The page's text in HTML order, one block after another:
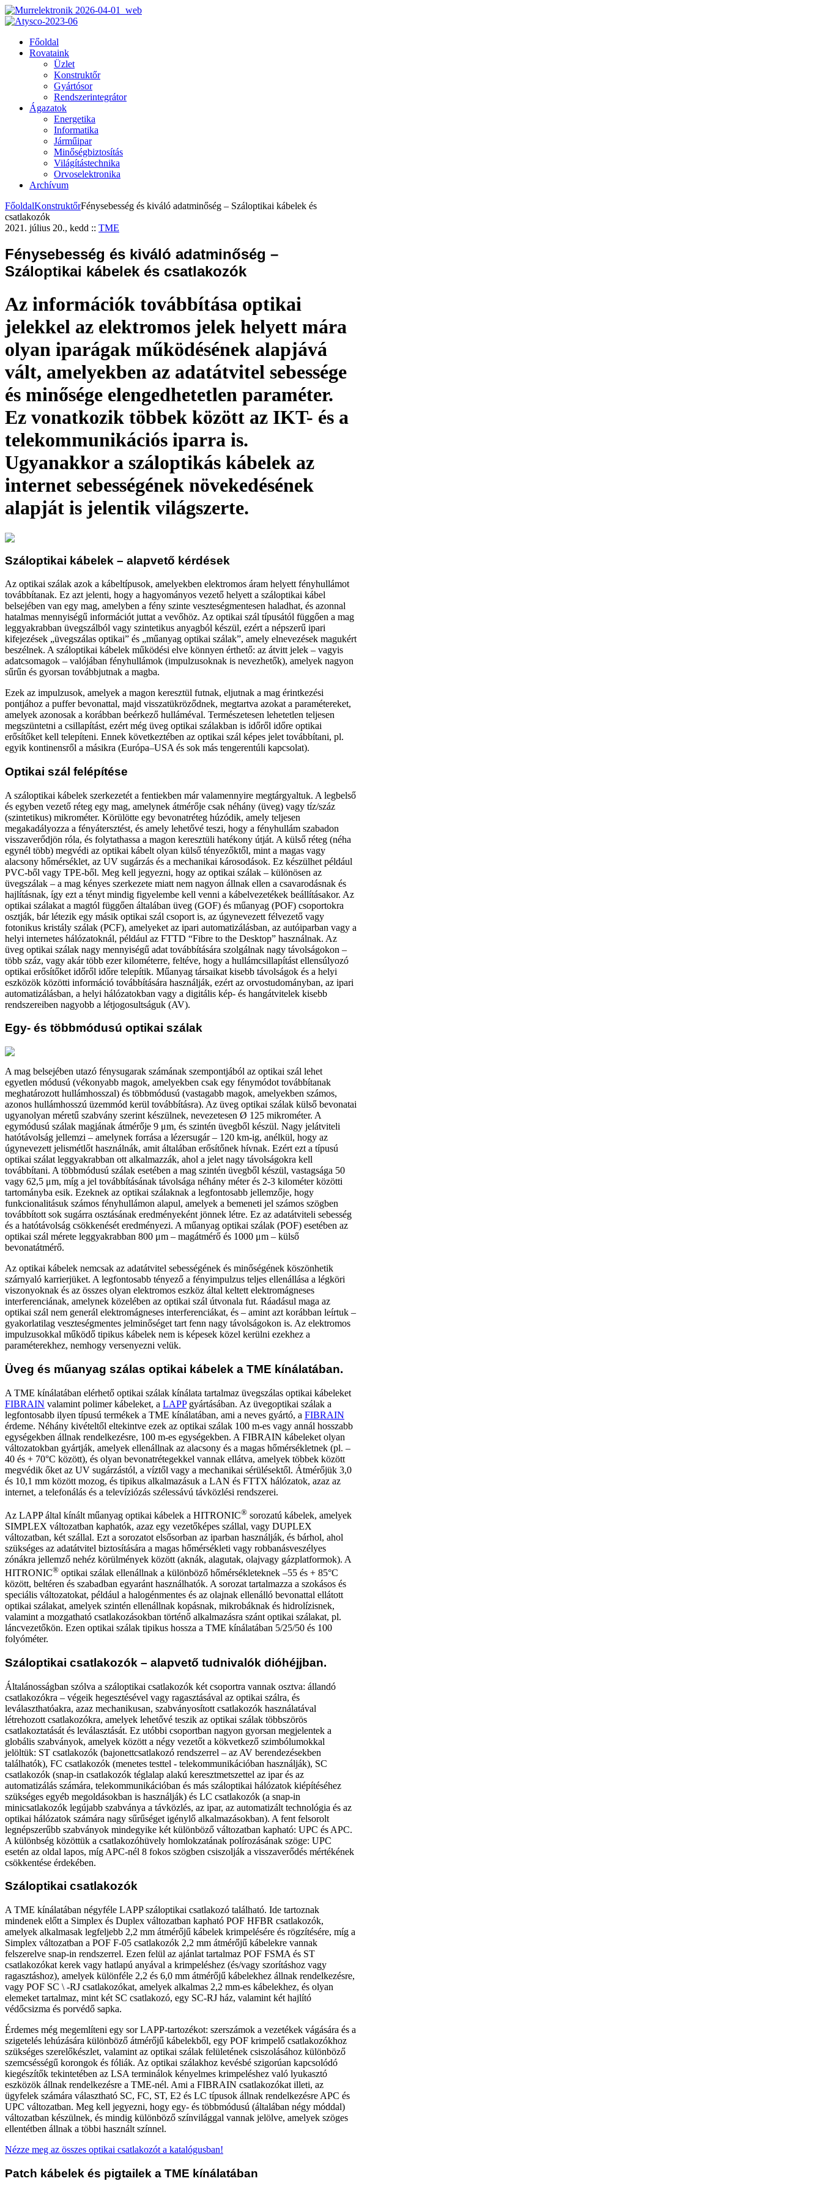
Főoldal
Rovataink
Üzlet
Konstruktőr
Gyártósor
Rendszerintegrátor
Ágazatok
Energetika
Informatika
Járműipar
Minőségbiztosítás
Világítástechnika
Orvoselektronika
Archívum
FőoldalKonstruktőrFénysebesség és kiváló adatminőség – Száloptikai kábelek és
csatlakozók
2021. július 20., kedd :: TME
Fénysebesség és kiváló adatminőség –
Száloptikai kábelek és csatlakozók
Az információk továbbítása optikai
jelekkel az elektromos jelek helyett mára
olyan iparágak működésének alapjává
vált, amelyekben az adatátvitel sebessége
és minősége elengedhetetlen paraméter.
Ez vonatkozik többek között az IKT- és a
telekommunikációs iparra is.
Ugyanakkor a száloptikás kábelek az
internet sebességének növekedésének
alapját is jelentik világszerte.
Száloptikai kábelek – alapvető kérdések
Az optikai szálak azok a kábeltípusok, amelyekben elektromos áram helyett fényhullámot
továbbítanak. Ez azt jelenti, hogy a hagyományos vezető helyett a száloptikai kábel
belsejében van egy mag, amelyben a fény szinte veszteségmentesen haladhat, és azonnal
hatalmas mennyiségű információt juttat a vevőhöz. Az optikai szál típusától függően a mag
leggyakrabban üvegszálból vagy szintetikus anyagból készül, ezért a népszerű ipari
kifejezések „üvegszálas optikai” és „műanyag optikai szálak”, amely elnevezések magukért
beszélnek. A száloptikai kábelek működési elve könnyen érthető: az átvitt jelek – vagyis
adatcsomagok – valójában fényhullámok (impulzusoknak is nevezhetők), amelyek nagyon
sűrűn és gyorsan továbbjutnak a magba.
Ezek az impulzusok, amelyek a magon keresztül futnak, eljutnak a mag érintkezési
pontjához a puffer bevonattal, majd visszatükröződnek, megtartva azokat a paramétereket,
amelyek azonosak a korábban beérkező hulláméval. Természetesen lehetetlen teljesen
megszüntetni a csillapítást, ezért még üveg optikai szálakban is időről időre optikai
erősítőket kell telepíteni. Ennek következtében az optikai szál képes jelet továbbítani, pl.
egyik kontinensről a másikra (Európa–USA és sok más tengerentúli kapcsolat).
Optikai szál felépítése
A száloptikai kábelek szerkezetét a fentiekben már valamennyire megtárgyaltuk. A legbelső
és egyben vezető réteg egy mag, amelynek átmérője csak néhány (üveg) vagy tíz/száz
(szintetikus) mikrométer. Körülötte egy bevonatréteg húzódik, amely teljesen
megakadályozza a fényátersztést, és amely lehetővé teszi, hogy a fényhullám szabadon
visszaverődjön róla, és folytathassa a magon keresztüli hatékony útját. A külső réteg (néha
egynél több) megvédi az optikai kábelt olyan külső tényezőktől, mint a magas vagy
alacsony hőmérséklet, az UV sugárzás és a mechanikai károsodások. Ez készülhet például
PVC-ből vagy TPE-ből. Meg kell jegyezni, hogy az optikai szálak – különösen az
üvegszálak – a mag kényes szerkezete miatt nem nagyon állnak ellen a csavarodásnak és
hajlításnak, így ezt a tényt mindig figyelembe kell venni a kábelvezetékek beállításakor. Az
optikai szálakat a magtól függően általában üveg (GOF) és műanyag (POF) csoportokra
osztják, bár létezik egy másik optikai szál csoport is, az úgynevezett félvezető vagy
fotonikus kristály szálak (PCF), amelyeket az ipari automatizálásban, az autóiparban vagy a
helyi internetes hálózatoknál, például az FTTD “Fibre to the Desktop” használnak. Az
üveg optikai szálak nagy mennyiségű adat továbbítására szolgálnak nagy távolságokon –
több száz, vagy akár több ezer kilométerre, feltéve, hogy a hullámcsillapítást ellensúlyozó
optikai erősítőket időről időre telepítik. Műanyag társaikat kisebb távolságok és a helyi
eszközök közötti információ továbbítására használják, ezért az orvostudományban, az ipari
automatizálásban, a helyi hálózatokban vagy a digitális kép- és hangátvitelek kisebb
rendszereiben nagyobb a létjogosultságuk (AV).
Egy- és többmódusú optikai szálak
A mag belsejében utazó fénysugarak számának szempontjából az optikai szál lehet
egyetlen módusú (vékonyabb magok, amelyekben csak egy fénymódot továbbítanak
meghatározott hullámhosszal) és többmódusú (vastagabb magok, amelyekben számos,
azonos hullámhosszú üzemmód kerül továbbításra). Az üveg optikai szálak külső bevonatai
ugyanolyan méretű szabvány szerint készülnek, nevezetesen Ø 125 mikrométer. A
egymódusú szálak magjának átmérője 9 μm, és szintén üvegből készül. Nagy jelátviteli
hatótávolság jellemzi – amelynek forrása a lézersugár – 120 km-ig, anélkül, hogy az
úgynevezett jelismétlőt használnák, amit általában erősítőnek hívnak. Ezért ezt a típusú
optikai szálat leggyakrabban ott alkalmazzák, ahol a jelet nagy távolságokra kell
továbbítani. A többmódusú szálak esetében a mag szintén üvegből készül, vastagsága 50
vagy 62,5 μm, míg a jel továbbításának távolsága néhány méter és 2-3 kilométer közötti
tartományba esik. Ezeknek az optikai szálaknak a legfontosabb jellemzője, hogy
funkcionalitásuk számos fényhullámon alapul, amelyek a bemeneti jel számos szögben
továbbított sok sugárra osztásának eredményeként jönnek létre. Ez az adatátviteli sebesség
és a hatótávolság csökkenését eredményezi. A műanyag optikai szálak (POF) esetében az
optikai szál mérete leggyakrabban 800 μm – magátmérő és 1000 μm – külső
bevonatátmérő.
Az optikai kábelek nemcsak az adatátvitel sebességének és minőségének köszönhetik
szárnyaló karrierjüket. A legfontosabb tényező a fényimpulzus teljes ellenállása a légköri
viszonyoknak és az összes olyan elektromos eszköz által keltett elektromágneses
interferenciának, amelynek közelében az optikai szál útvonala fut. Ráadásul maga az
optikai szál nem generál elektromágneses interferenciákat, és – amint azt korábban leírtuk –
gyakorlatilag veszteségmentes jelminőséget tart fenn nagy távolságokon is. Az elektromos
impulzusokkal működő tipikus kábelek nem is képesek közel kerülni ezekhez a
paraméterekhez, nemhogy versenyezni velük.
Üveg és műanyag szálas optikai kábelek a TME kínálatában.
A TME kínálatában elérhető optikai szálak kínálata tartalmaz üvegszálas optikai kábeleket
FIBRAIN valamint polimer kábeleket, a LAPPgyártásában. Az üvegoptikai szálak a
legfontosabb ilyen típusú termékek a TME kínálatában, ami a neves gyártó, a FIBRAIN
érdeme. Néhány kivételtől eltekintve ezek az optikai szálak 100 m-es vagy annál hosszabb
egységekben állnak rendelkezésre, 100 m-es egységekben. A FIBRAIN kábeleket olyan
változatokban gyártják, amelyek ellenállnak az alacsony és a magas hőmérsékletnek (pl. –
40 és + 70°C között), és olyan bevonatrétegekkel vannak ellátva, amelyek többek között
megvédik őket az UV sugárzástól, a víztől vagy a mechanikai sérülésektől. Átmérőjük 3,0
és 10,1 mm között mozog, és tipikus alkalmazásuk a LAN és FTTX hálózatok, azaz az
internet, a telefonálás és a televíziózás szélessávú távközlési rendszerei.
Az LAPP által kínált műanyag optikai kábelek a HITRONIC® sorozatú kábelek, amelyek
SIMPLEX változatban kaphatók, azaz egy vezetőképes szállal, vagy DUPLEX
változatban, két szállal. Ezt a sorozatot elsősorban az iparban használják, és bárhol, ahol
szükséges az adatátvitel biztosítására a magas hőmérsékleti vagy robbanásveszélyes
zónákra jellemző nehéz körülmények között (aknák, alagutak, olajvagy gázplatformok). A
HITRONIC® optikai szálak ellenállnak a különböző hőmérsékleteknek –55 és + 85°C
között, beltéren és szabadban egyaránt használhatók. A sorozat tartalmazza a szokásos és
speciális változatokat, például a halogénmentes és az olajnak ellenálló bevonattal ellátott
optikai szálakat, amelyek szintén ellenállnak kopásnak, mikrobáknak és hidrolízisnek,
valamint a mozgatható csatlakozásokban történő alkalmazásra szánt optikai szálakat, pl.
láncvezetőkön. Ezen optikai szálak tipikus hossza a TME kínálatában 5/25/50 és 100
folyóméter.
Száloptikai csatlakozók – alapvető tudnivalók dióhéjjban.
Általánosságban szólva a száloptikai csatlakozók két csoportra vannak osztva: állandó
csatlakozókra – végeik hegesztésével vagy ragasztásával az optikai szálra, és
leválaszthatóakra, azaz mechanikusan, szabványosított csatlakozók használatával
létrehozott csatlakozókra, amelyek lehetővé teszik az optikai szálak többszörös
csatlakoztatását és leválasztását. Ez utóbbi csoportban nagyon gyorsan megjelentek a
globális szabványok, amelyek között a négy vezetőt a kökvetkező szimbólumokkal
jelöltük: ST csatlakozók (bajonettcsatlakozó rendszerrel – az AV berendezésekben
találhatók), FC csatlakozók (menetes testtel - telekommunikációban használják), SC
csatlakozók (snap-in csatlakozók téglalap alakú keresztmetszettel az ipar és az
automatizálás számára, telekommunikációban és más száloptikai hálózatok kiépítéséhez
szükséges egyéb megoldásokban is használják) és LC csatlakozók (a snap-in
minicsatlakozók legújabb szabványa a távközlés, az ipar, az automatizált technológia és az
optikai hálózatok számára nagy sűrűséget igénylő alkalmazásokban). A fent felsorolt ​​
legnépszerűbb szabványok mindegyike két különböző változatban kapható: UPC és APC.
A különbség közöttük a csatlakozóhüvely homlokzatának polírozásának szöge: UPC
esetén az oldal lapos, míg APC-nél 8 fokos szögben csiszolják a visszaverődés mértékének
csökkentése érdekében.
Száloptikai csatlakozók
A TME kínálatában négyféle LAPP száloptikai csatlakozó található. Ide tartoznak
mindenek előtt a Simplex és Duplex változatban kapható POF HFBR csatlakozók,
amelyek alkalmasak legfeljebb 2,2 mm átmérőjű kábelek krimpelésére és rögzítésére, míg a
Simplex változatban a POF F-05 csatlakozók 2,2 mm átmérőjű kábelekre vannak
felszerelve snap-in rendszerrel. Ezen felül az ajánlat tartalmaz POF FSMA és ST
csatlakozókat kerek vagy hatlapú anyával a krimpeléshez (és/vagy szorításhoz vagy
ragasztáshoz), amelyek különféle 2,2 és 6,0 mm átmérőjű kábelekhez állnak rendelkezésre,
vagy POF SC \ -RJ csatlakozókat, amelyek alkalmas 2,2 mm-es kábelekhez, és olyan
elemeket tartalmaz, mint két SC csatlakozó, egy SC-RJ ház, valamint két hajlító
védőcsizma és porvédő sapka.
Érdemes még megemlíteni egy sor LAPP-tartozékot: szerszámok a vezetékek vágására és a
szigetelés lehúzására különböző átmérőjű kábelekből, egy POF krimpelő csatlakozókhoz
szükséges szerelőkészlet, valamint az optikai szálak felületének csiszolásához különböző
szemcsésségű korongok és fóliák. Az optikai szálakhoz kevésbé szigorúan kapcsolódó
kiegészítők tekintetében az LSA terminálok kényelmes krimpeléshez való lyukasztó
eszközök állnak rendelkezésre a TME-nél. Ami a FIBRAIN csatlakozókat illeti, az
ügyfelek számára választható SC, FC, ST, E2 és LC típusok állnak rendelkezésre APC és
UPC változatban. Meg kell jegyezni, hogy egy- és többmódusú (általában négy móddal)
változatban készülnek, és mindig különböző színvilággal vannak jelölve, amelyek szöges
ellentétben állnak a többi használt színnel.
Nézze meg az összes optikai csatlakozót a katalógusban!
Patch kábelek és pigtailek a TME kínálatában